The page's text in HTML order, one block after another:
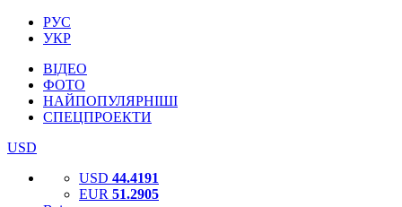
РУС
УКР
ВІДЕО
ФОТО
НАЙПОПУЛЯРНІШІ
СПЕЦПРОЕКТИ
USD
USD 44.4191
EUR 51.2905